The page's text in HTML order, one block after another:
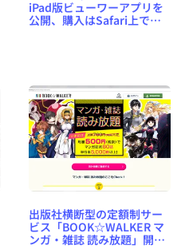
iPad版ビューワーアプリを
公開、購入はSafari上で対
出版社横断型の定額制サー
ビス「BOOK☆WALKER マ
ンガ・雑誌 読み放題」開始